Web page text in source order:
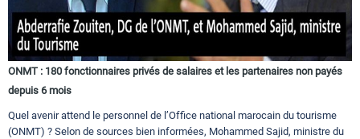
ONMT : 180 fonctionnaires privés de salaires et les partenaires non payés
depuis 6 mois
Quel avenir attend le personnel de l’Office national marocain du tourisme
(ONMT) ? Selon de sources bien informées, Mohammed Sajid, ministre du